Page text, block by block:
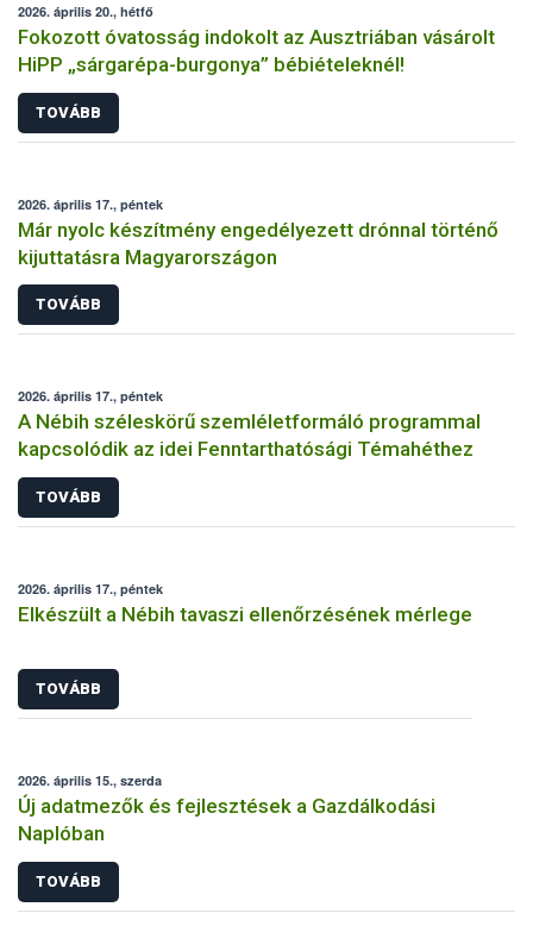
2026. április 20., hétfő
Fokozott óvatosság indokolt az Ausztriában vásárolt
HiPP „sárgarépa-burgonya” bébiételeknél!
TOVÁBB
2026. április 17., péntek
Már nyolc készítmény engedélyezett drónnal történő
kijuttatásra Magyarországon
TOVÁBB
2026. április 17., péntek
A Nébih széleskörű szemléletformáló programmal
kapcsolódik az idei Fenntarthatósági Témahéthez
TOVÁBB
2026. április 17., péntek
Elkészült a Nébih tavaszi ellenőrzésének mérlege
TOVÁBB
2026. április 15., szerda
Új adatmezők és fejlesztések a Gazdálkodási
Naplóban
TOVÁBB